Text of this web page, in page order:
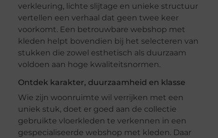
verkleuring, lichte slijtage en unieke structuur
vertellen een verhaal dat geen twee keer
voorkomt. Een betrouwbare webshop met
kleden helpt bovendien bij het selecteren van
stukken die zowel esthetisch als duurzaam
voldoen aan hoge kwaliteitsnormen.
Ontdek karakter, duurzaamheid en klasse
Wie zijn woonruimte wil verrijken met een
uniek stuk, doet er goed aan de collectie
gebruikte vloerkleden te verkennen in een
gespecialiseerde webshop met kleden. Daar